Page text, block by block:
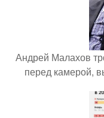
Андрей Малахов
перед камерой,